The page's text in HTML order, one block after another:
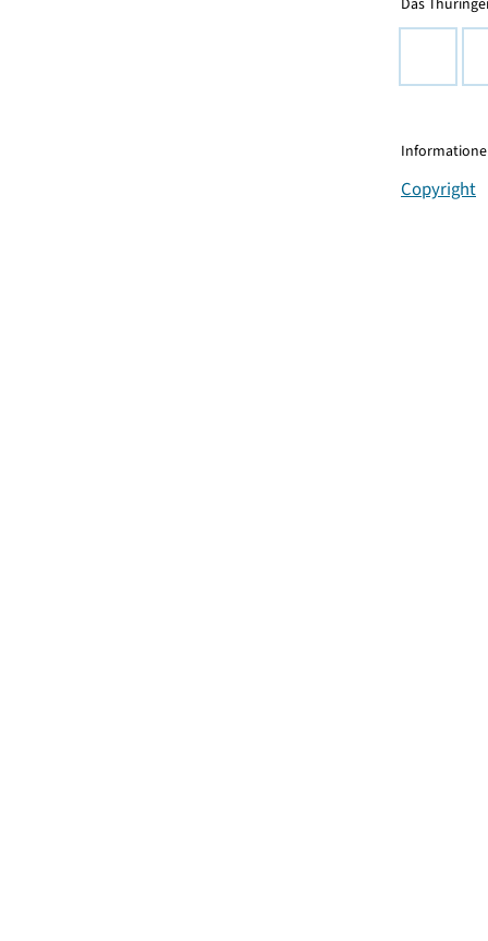
Copyright